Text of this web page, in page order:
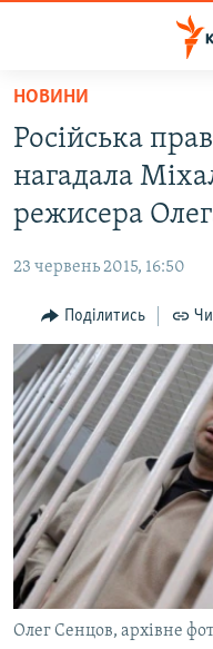
Перейти
основного
матеріалу
до
основної
навігації
Перейти
до
пошуку
БЛОГИ
ПОГЛЯД
ІНТЕРВ'Ю
ВСЕ ЗА ДЕНЬ
СПЕЦПРОЕКТИ
ДЕПОРТАЦІЯ
ВІДЕОУРОКИ «ELIFBE»
СВІДЧЕННЯ ОКУПАЦІЇ
УКРАЇНСЬКА ПРОБЛЕМА
ІНФОГРАФІКА
ЯК ОБІЙТИ
Русский
Qırımtatar
ДОЛУЧАЙСЯ!
НОВИНИ
Російська
нагадала
режисера
23 червень 2015, 16:50
Поділитись
Олег Сенцов, архівне